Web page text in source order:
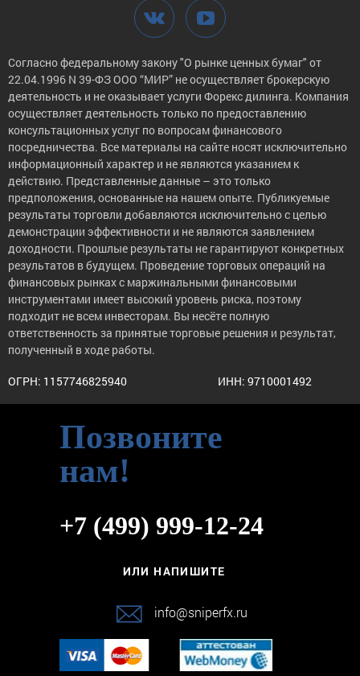
Согласно федеральному закону "О рынке ценных бумаг" от
22.04.1996 N 39-ФЗ ООО “МИР” не осуществляет брокерскую
деятельность и не оказывает услуги Форекс дилинга. Компания
осуществляет деятельность только по предоставлению
консультационных услуг по вопросам финансового
посредничества. Все материалы на сайте носят исключительно
информационный характер и не являются указанием к
действию. Представленные данные – это только
предположения, основанные на нашем опыте. Публикуемые
результаты торговли добавляются исключительно с целью
демонстрации эффективности и не являются заявлением
доходности. Прошлые результаты не гарантируют конкретных
результатов в будущем. Проведение торговых операций на
финансовых рынках с маржинальными финансовыми
инструментами имеет высокий уровень риска, поэтому
подходит не всем инвесторам. Вы несёте полную
ответственность за принятые торговые решения и результат,
полученный в ходе работы.
ОГРН: 1157746825940 ИНН: 9710001492
Позвоните
нам!
+7 (499) 999-12-24
ИЛИ НАПИШИТЕ
info@sniperfx.ru